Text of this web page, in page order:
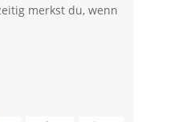
merkst du, wenn